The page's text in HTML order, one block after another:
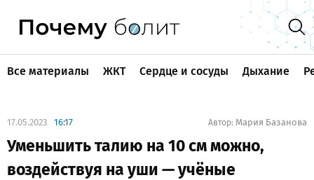
Все материалы ЖКТ Сердце и сосуды Дыхание
17.05.2023 16:17 Автор: Мария Базанова
Уменьшить талию на 10 см можно,
воздействуя на уши — учёные